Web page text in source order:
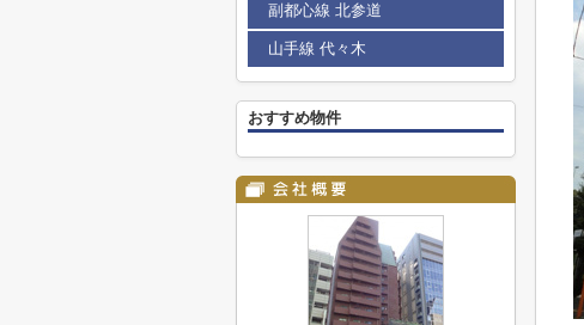
副都心線 北参道
山手線 代々木
おすすめ物件